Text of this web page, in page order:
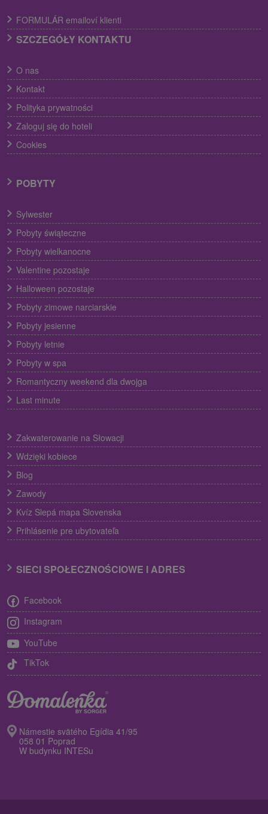
FORMULÁR emailoví klienti
SZCZEGÓŁY KONTAKTU
O nas
Kontakt
Polityka prywatności
Zaloguj się do hoteli
Cookies
POBYTY
Sylwester
Pobyty świąteczne
Pobyty wielkanocne
Valentine pozostaje
Halloween pozostaje
Pobyty zimowe narciarskie
Pobyty jesienne
Pobyty letnie
Pobyty w spa
Romantyczny weekend dla dwojga
Last minute
Zakwaterowanie na Słowacji
Wdzięki kobiece
Blog
Zawody
Kvíz Slepá mapa Slovenska
Prihlásenie pre ubytovateľa
SIECI SPOŁECZNOŚCIOWE I ADRES
Facebook
Instagram
YouTube
TikTok
Námestie svätého Egídia 41/95
058 01 Poprad
W budynku INTESu